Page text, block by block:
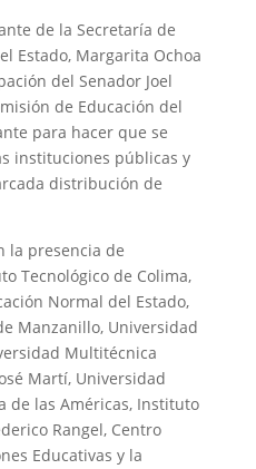
de la Secretaría de
Estado, Margarita Ochoa
del Senador Joel
de Educación del
para hacer que se
instituciones públicas y
distribución de
la presencia de
Tecnológico de Colima,
Normal del Estado,
Manzanillo, Universidad
Multitécnica
Martí, Universidad
de las Américas, Instituto
Rangel, Centro
Educativas y la